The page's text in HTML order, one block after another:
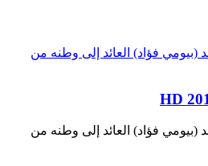
فؤاد) العائد إلى وطنه من
فؤاد) العائد إلى وطنه من